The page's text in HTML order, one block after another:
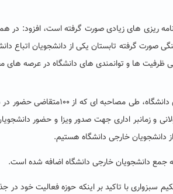
ریزی های زیادی صورت گرفته است، افزود: در
صورت گرفته تابستان یکی از دانشجویان اتباع
ظرفیت ها و توانمندی های دانشگاه در عرصه های
و زمانبر اداری جهت صدور ویزا و حضور
سبزواری با تاکید بر اینکه حوزه فعالیت خود در